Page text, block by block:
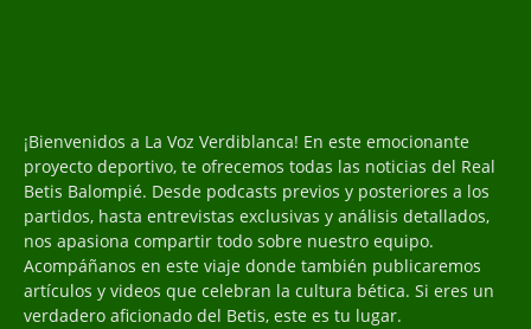
¡Bienvenidos a La Voz Verdiblanca! En este emocionante
proyecto deportivo, te ofrecemos todas las noticias del Real
Betis Balompié. Desde podcasts previos y posteriores a los
partidos, hasta entrevistas exclusivas y análisis detallados,
nos apasiona compartir todo sobre nuestro equipo.
Acompáñanos en este viaje donde también publicaremos
artículos y videos que celebran la cultura bética. Si eres un
verdadero aficionado del Betis, este es tu lugar.